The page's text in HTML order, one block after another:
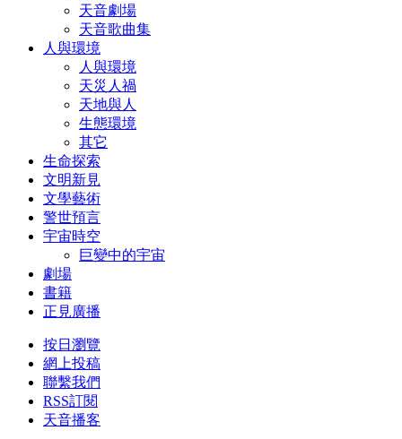
天音劇場
天音歌曲集
人與環境
人與環境
天災人禍
天地與人
生態環境
其它
生命探索
文明新見
文學藝術
警世預言
宇宙時空
巨變中的宇宙
劇場
書籍
正見廣播
按日瀏覽
網上投稿
聯繫我們
RSS訂閱
天音播客